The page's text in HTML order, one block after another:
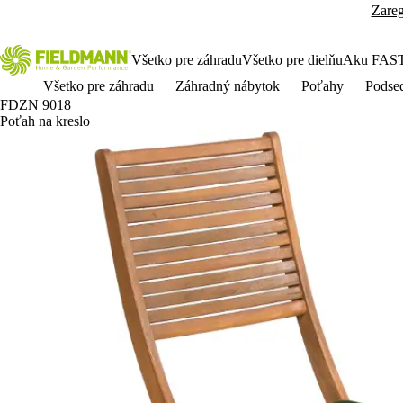
Všetko pre záhraduVšetko pre dielňuAku
Všetko pre záhradu
Záhradný nábytok Poťahy
FDZN 9018
Poťah na kreslo